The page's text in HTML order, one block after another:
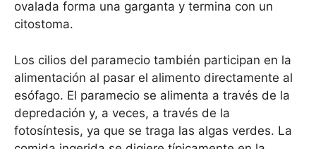
ovalada forma una garganta y termina con un
citostoma.
Los cilios del paramecio también participan en la
alimentación al pasar el alimento directamente al
esófago. El paramecio se alimenta a través de la
depredación y, a veces, a través de la
fotosíntesis, ya que se traga las algas verdes. La